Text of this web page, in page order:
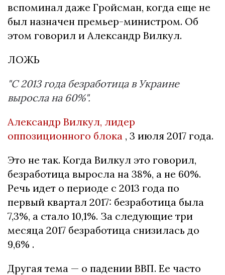
вспоминал даже Гройсман, когда еще не
был назначен премьер-министром. Об
этом говорил и Александр Вилкул.
ЛОЖЬ
"С 2013 года безработица в Украине
выросла на 60%".
Александр Вилкул, лидер
оппозиционного блока , 3 июля 2017 года.
Это не так. Когда Вилкул это говорил,
безработица выросла на 38%, а не 60%.
Речь идет о периоде с 2013 года по
первый квартал 2017: безработица была
7,3%, а стало 10,1%. За следующие три
месяца 2017 безработица снизилась до
9,6% .
Другая тема — о падении ВВП. Ее часто